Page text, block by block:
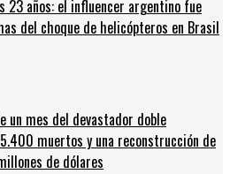
23 años: el influencer argentino fue
del choque de helicópteros en Brasil
un mes del devastador doble
muertos y una reconstrucción de
de dólares